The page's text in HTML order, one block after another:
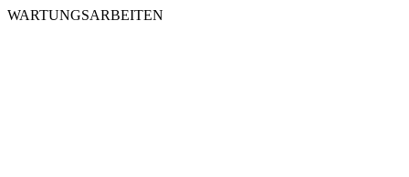
WARTUNGSARBEITEN